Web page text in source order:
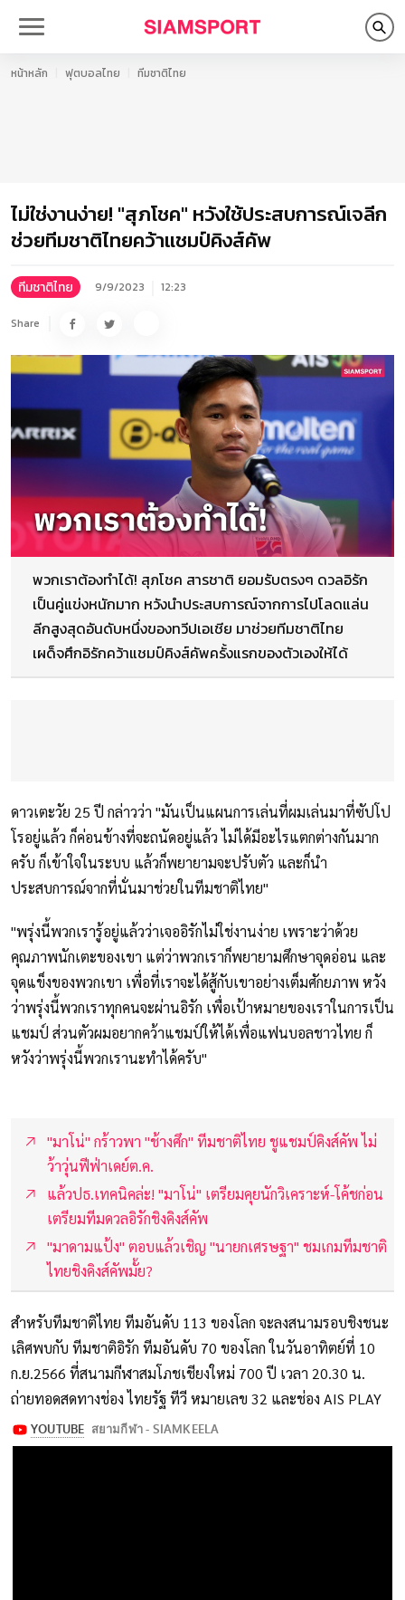
หน้าหลัก ฟุตบอลไทย ทีมชาติไทย
ไม่ใช่งานง่าย! "สุภโชค" หวังใช้ประสบการณ์เจลีก
ช่วยทีมชาติไทยคว้าแชมป์คิงส์คัพ
ทีมชาติไทย 9/9/2023 12:23
Share
พวกเราต้องทำได้! สุภโชค สารชาติ ยอมรับตรงๆ ดวลอิรัก
เป็นคู่แข่งหนักมาก หวังนำประสบการณ์จากการไปโลดแล่น
ลีกสูงสุดอันดับหนึ่งของทวีปเอเชีย มาช่วยทีมชาติไทย
เผด็จศึกอิรักคว้าแชมป์คิงส์คัพครั้งแรกของตัวเองให้ได้
ดาวเตะวัย 25 ปี กล่าวว่า "มันเป็นแผนการเล่นที่ผมเล่นมาที่ซัปโป
โรอยู่แล้ว ก็ค่อนข้างที่จะถนัดอยู่แล้ว ไม่ได้มีอะไรแตกต่างกันมาก
ครับ ก็เข้าใจในระบบ แล้วก็พยายามจะปรับตัว และก็นำ
ประสบการณ์จากที่นั่นมาช่วยในทีมชาติไทย"
"พรุ่งนี้พวกเรารู้อยู่แล้วว่าเจออิรักไม่ใช่งานง่าย เพราะว่าด้วย
คุณภาพนักเตะของเขา แต่ว่าพวกเราก็พยายามศึกษาจุดอ่อน และ
จุดแข็งของพวกเขา เพื่อที่เราจะได้สู้กับเขาอย่างเต็มศักยภาพ หวัง
ว่าพรุ่งนี้พวกเราทุกคนจะผ่านอิรัก เพื่อเป้าหมายของเราในการเป็น
แชมป์ ส่วนตัวผมอยากคว้าแชมป์ให้ได้เพื่อแฟนบอลชาวไทย ก็
หวังว่าพรุ่งนี้พวกเรานะทำได้ครับ"
"มาโน่" กร้าวพา "ช้างศึก" ทีมชาติไทย ชูแชมป์คิงส์คัพ ไม่
ว้าวุ่นฟีฟ่าเดย์ต.ค.
แล้วปธ.เทคนิคล่ะ! "มาโน่" เตรียมคุยนักวิเคราะห์-โค้ชก่อน
เตรียมทีมดวลอิรักชิงคิงส์คัพ
"มาดามแป้ง" ตอบแล้วเชิญ "นายกเศรษฐา" ชมเกมทีมชาติ
ไทยชิงคิงส์คัพมั้ย?
สำหรับทีมชาติไทย ทีมอันดับ 113 ของโลก จะลงสนามรอบชิงชนะ
เลิศพบกับ ทีมชาติอิรัก ทีมอันดับ 70 ของโลก ในวันอาทิตย์ที่ 10
ก.ย.2566 ที่สนามกีฬาสมโภชเชียงใหม่ 700 ปี เวลา 20.30 น.
ถ่ายทอดสดทางช่อง ไทยรัฐ ทีวี หมายเลข 32 และช่อง AIS PLAY